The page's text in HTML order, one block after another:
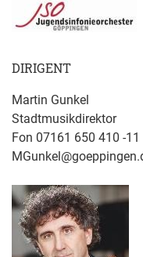
DIRIGENT
Martin Gunkel
Stadtmusikdirektor
Fon 07161 650 410 -11